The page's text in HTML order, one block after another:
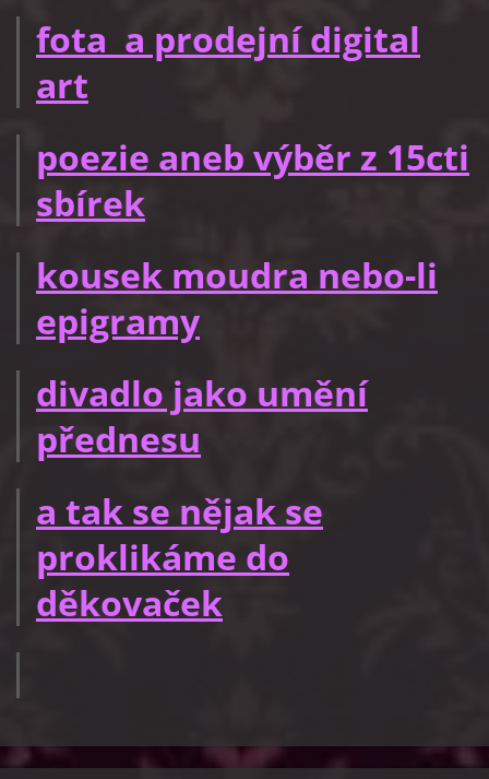
fota a prodejní digital
art
poezie aneb výběr z 15cti
sbírek
kousek moudra nebo-li
epigramy
divadlo jako umění
přednesu
a tak se nějak se
proklikáme do
děkovaček